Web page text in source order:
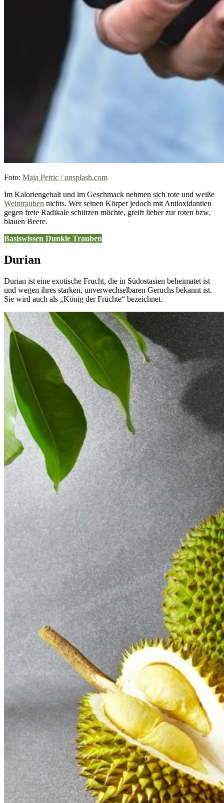
Foto: Maja Petric / unsplash.com
Im Kaloriengehalt und im Geschmack nehmen sich rote und weiße
Weintrauben nichts. Wer seinen Körper jedoch mit Antioxidantien
gegen freie Radikale schützen möchte, greift lieber zur roten bzw.
blauen Beere.
Basiswissen Dunkle Trauben
Durian
Durian ist eine exotische Frucht, die in Südostasien beheimatet ist
und wegen ihres starken, unverwechselbaren Geruchs bekannt ist.
Sie wird auch als „König der Früchte“ bezeichnet.